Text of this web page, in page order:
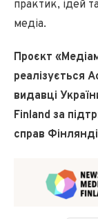
практик, ідей
медіа.
Проєкт
реалізується
видавці
Finland за
справ